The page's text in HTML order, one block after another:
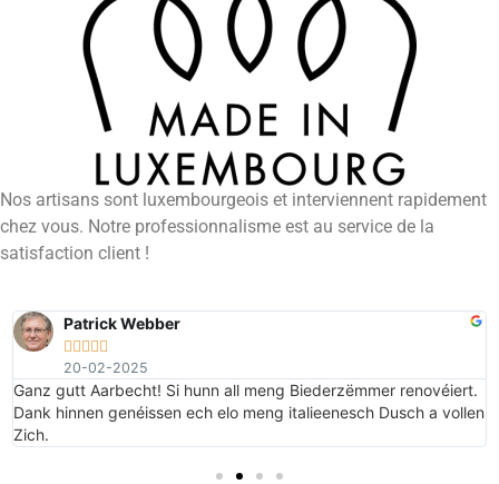
Nos artisans sont luxembourgeois et interviennent rapidement
chez vous. Notre professionnalisme est au service de la
satisfaction client !
Patrick Webber

20-02-2025
Ganz gutt Aarbecht! Si hunn all meng Biederzëmmer renovéiert.
Dank hinnen genéissen ech elo meng italieenesch Dusch a vollen
Zich.